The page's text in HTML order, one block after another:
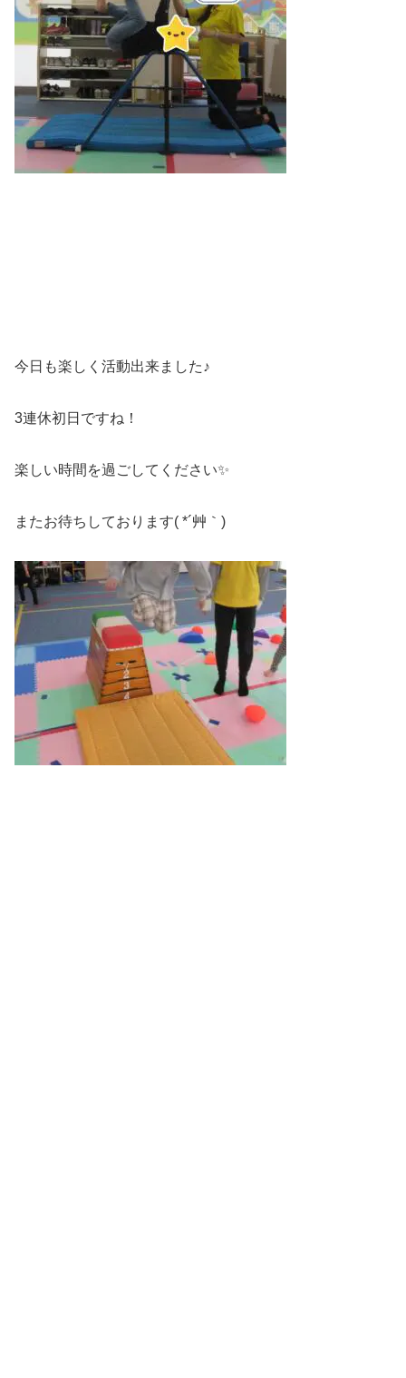
今日も楽しく活動出来ました♪
3連休初日ですね！
楽しい時間を過ごしてください✨
またお待ちしております( *´艸｀)